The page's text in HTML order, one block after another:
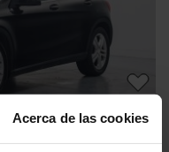
Acerca de las cookies